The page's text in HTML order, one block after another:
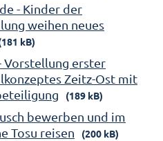
- Kinder der
weihen neues
kB)
erster
Zeitz-Ost mit
(189 kB)
bewerben und im
Tosu reisen
(200 kB)